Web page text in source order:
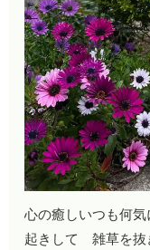
心の癒しいつも何
起きして 雑草を抜